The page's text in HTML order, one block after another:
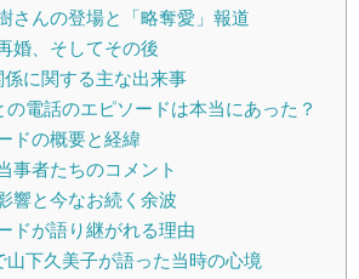
さんの登場と「略奪愛」報道
婚、そしてその後
に関する主な出来事
電話のエピソードは本当にあった？
ドの概要と経緯
事者たちのコメント
響と今なお続く余波
ドが語り継がれる理由
下久美子が語った当時の心境